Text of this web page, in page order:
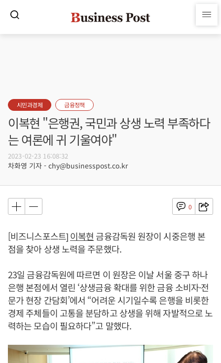
시민과경제 금융정책
이복현 "은행권, 국민과 상생 노력 부족하다
는 여론에 귀 기울여야"
2023-02-23 16:08:32
차화영 기자 - chy@businesspost.co.kr
0
[비즈니스포스트]이복현 금융감독원 원장이 시중은행 본
점을 찾아 상생 노력을 주문했다.
23일 금융감독원에 따르면 이 원장은 이날 서울 중구 하나
은행 본점에서 열린 ‘상생금융 확대를 위한 금융 소비자·전
문가 현장 간담회’에서 “어려운 시기일수록 은행을 비롯한
경제 주체들이 고통을 분담하고 상생을 위해 자발적으로 노
력하는 모습이 필요하다”고 말했다.